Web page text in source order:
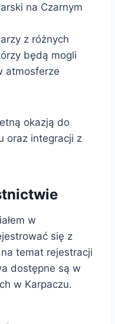
na Czarnym
z różnych
będą mogli
atmosferze
okazją do
oraz integracji z
w
się z
temat rejestracji
dostępne są w
w Karpaczu.